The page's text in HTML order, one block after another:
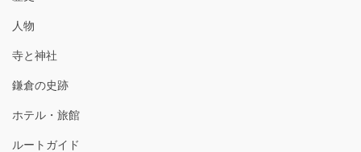
人物
寺と神社
鎌倉の史跡
ホテル・旅館
ルートガイド